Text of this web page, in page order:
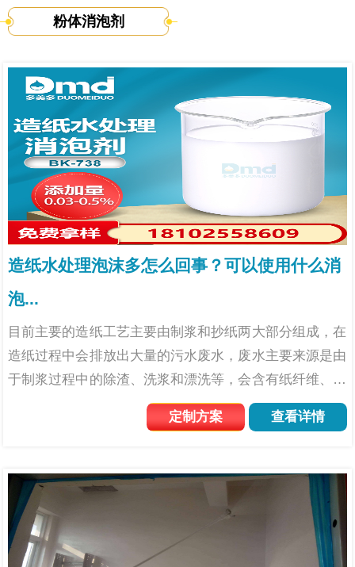
粉体消泡剂
造纸水处理泡沫多怎么回事？可以使用什么消
泡...
目前主要的造纸工艺主要由制浆和抄纸两大部分组成，在
造纸过程中会排放出大量的污水废水，废水主要来源是由
于制浆过程中的除渣、洗浆和漂洗等，会含有纸纤维、填
料及化学药品等相关成分。这类废水中的污染成分复杂、
污染物质多，因此需要通过造纸水处理来达到净化污水、
定制方案 查看详情